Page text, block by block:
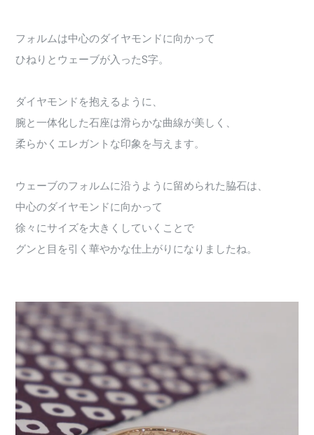
フォルムは中心のダイヤモンドに向かって
ひねりとウェーブが入ったS字。
ダイヤモンドを抱えるように、
腕と一体化した石座は滑らかな曲線が美しく、
柔らかくエレガントな印象を与えます。
ウェーブのフォルムに沿うように留められた脇石は、
中心のダイヤモンドに向かって
徐々にサイズを大きくしていくことで
グンと目を引く華やかな仕上がりになりましたね。